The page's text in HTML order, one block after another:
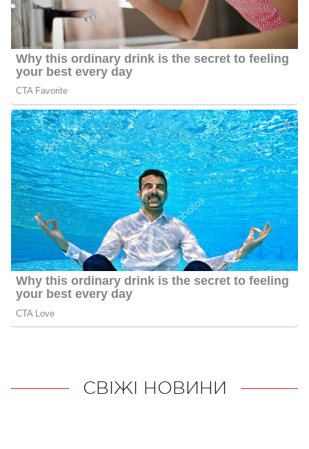
СВІЖІ НОВИНИ